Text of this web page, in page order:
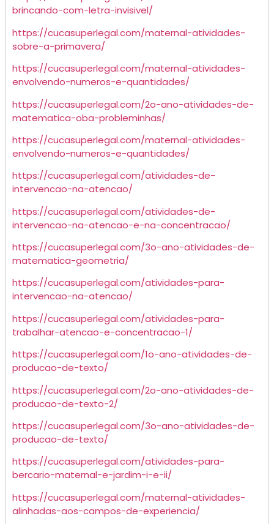
brincando-com-letra-invisivel/
https://cucasuperlegal.com/maternal-atividades-
sobre-a-primavera/
https://cucasuperlegal.com/maternal-atividades-
envolvendo-numeros-e-quantidades/
https://cucasuperlegal.com/2o-ano-atividades-de-
matematica-oba-probleminhas/
https://cucasuperlegal.com/maternal-atividades-
envolvendo-numeros-e-quantidades/
https://cucasuperlegal.com/atividades-de-
intervencao-na-atencao/
https://cucasuperlegal.com/atividades-de-
intervencao-na-atencao-e-na-concentracao/
https://cucasuperlegal.com/3o-ano-atividades-de-
matematica-geometria/
https://cucasuperlegal.com/atividades-para-
intervencao-na-atencao/
https://cucasuperlegal.com/atividades-para-
trabalhar-atencao-e-concentracao-1/
https://cucasuperlegal.com/1o-ano-atividades-de-
producao-de-texto/
https://cucasuperlegal.com/2o-ano-atividades-de-
producao-de-texto-2/
https://cucasuperlegal.com/3o-ano-atividades-de-
producao-de-texto/
https://cucasuperlegal.com/atividades-para-
bercario-maternal-e-jardim-i-e-ii/
https://cucasuperlegal.com/maternal-atividades-
alinhadas-aos-campos-de-experiencia/